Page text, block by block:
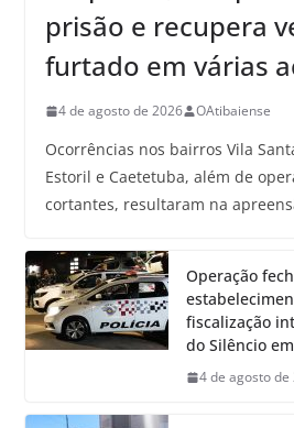
prisão e recupera
furtado em várias
4 de agosto de 2026 OAtibaiense
Ocorrências nos bairros Vila
Estoril e Caetetuba, além de
cortantes, resultaram na
Operação
fiscalização
do Silêncio
4 de agosto de